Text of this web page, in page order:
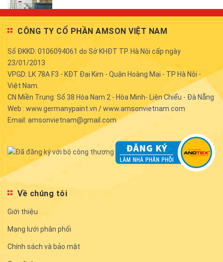
CÔNG TY CỔ PHẦN AMSON VIỆT NAM
Số ĐKKD: 0106094061 do Sở KHĐT TP. Hà Nội cấp ngày
23/01/2013
VPGD: LK 78A F3 - KĐT Đại Kim - Quận Hoàng Mai - TP Hà Nội -
Việt Nam.
CN Miền Trung: Số 38 Hòa Nam 2 - Hòa Minh- Liên Chiểu - Đà Nẵng
Web : www.germanypaint.vn / www.amsonvietnam.com
Email: amsonvietnam@gmail.com
Về chúng tôi
Giới thiệu
Mạng lưới phân phối
Chính sách và bảo mật